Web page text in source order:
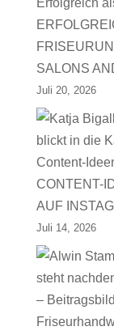
SALONS
Juli 20, 2026
CONTENT-
AUF
Juli 14, 2026